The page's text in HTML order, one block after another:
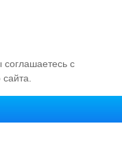
с
сайта.